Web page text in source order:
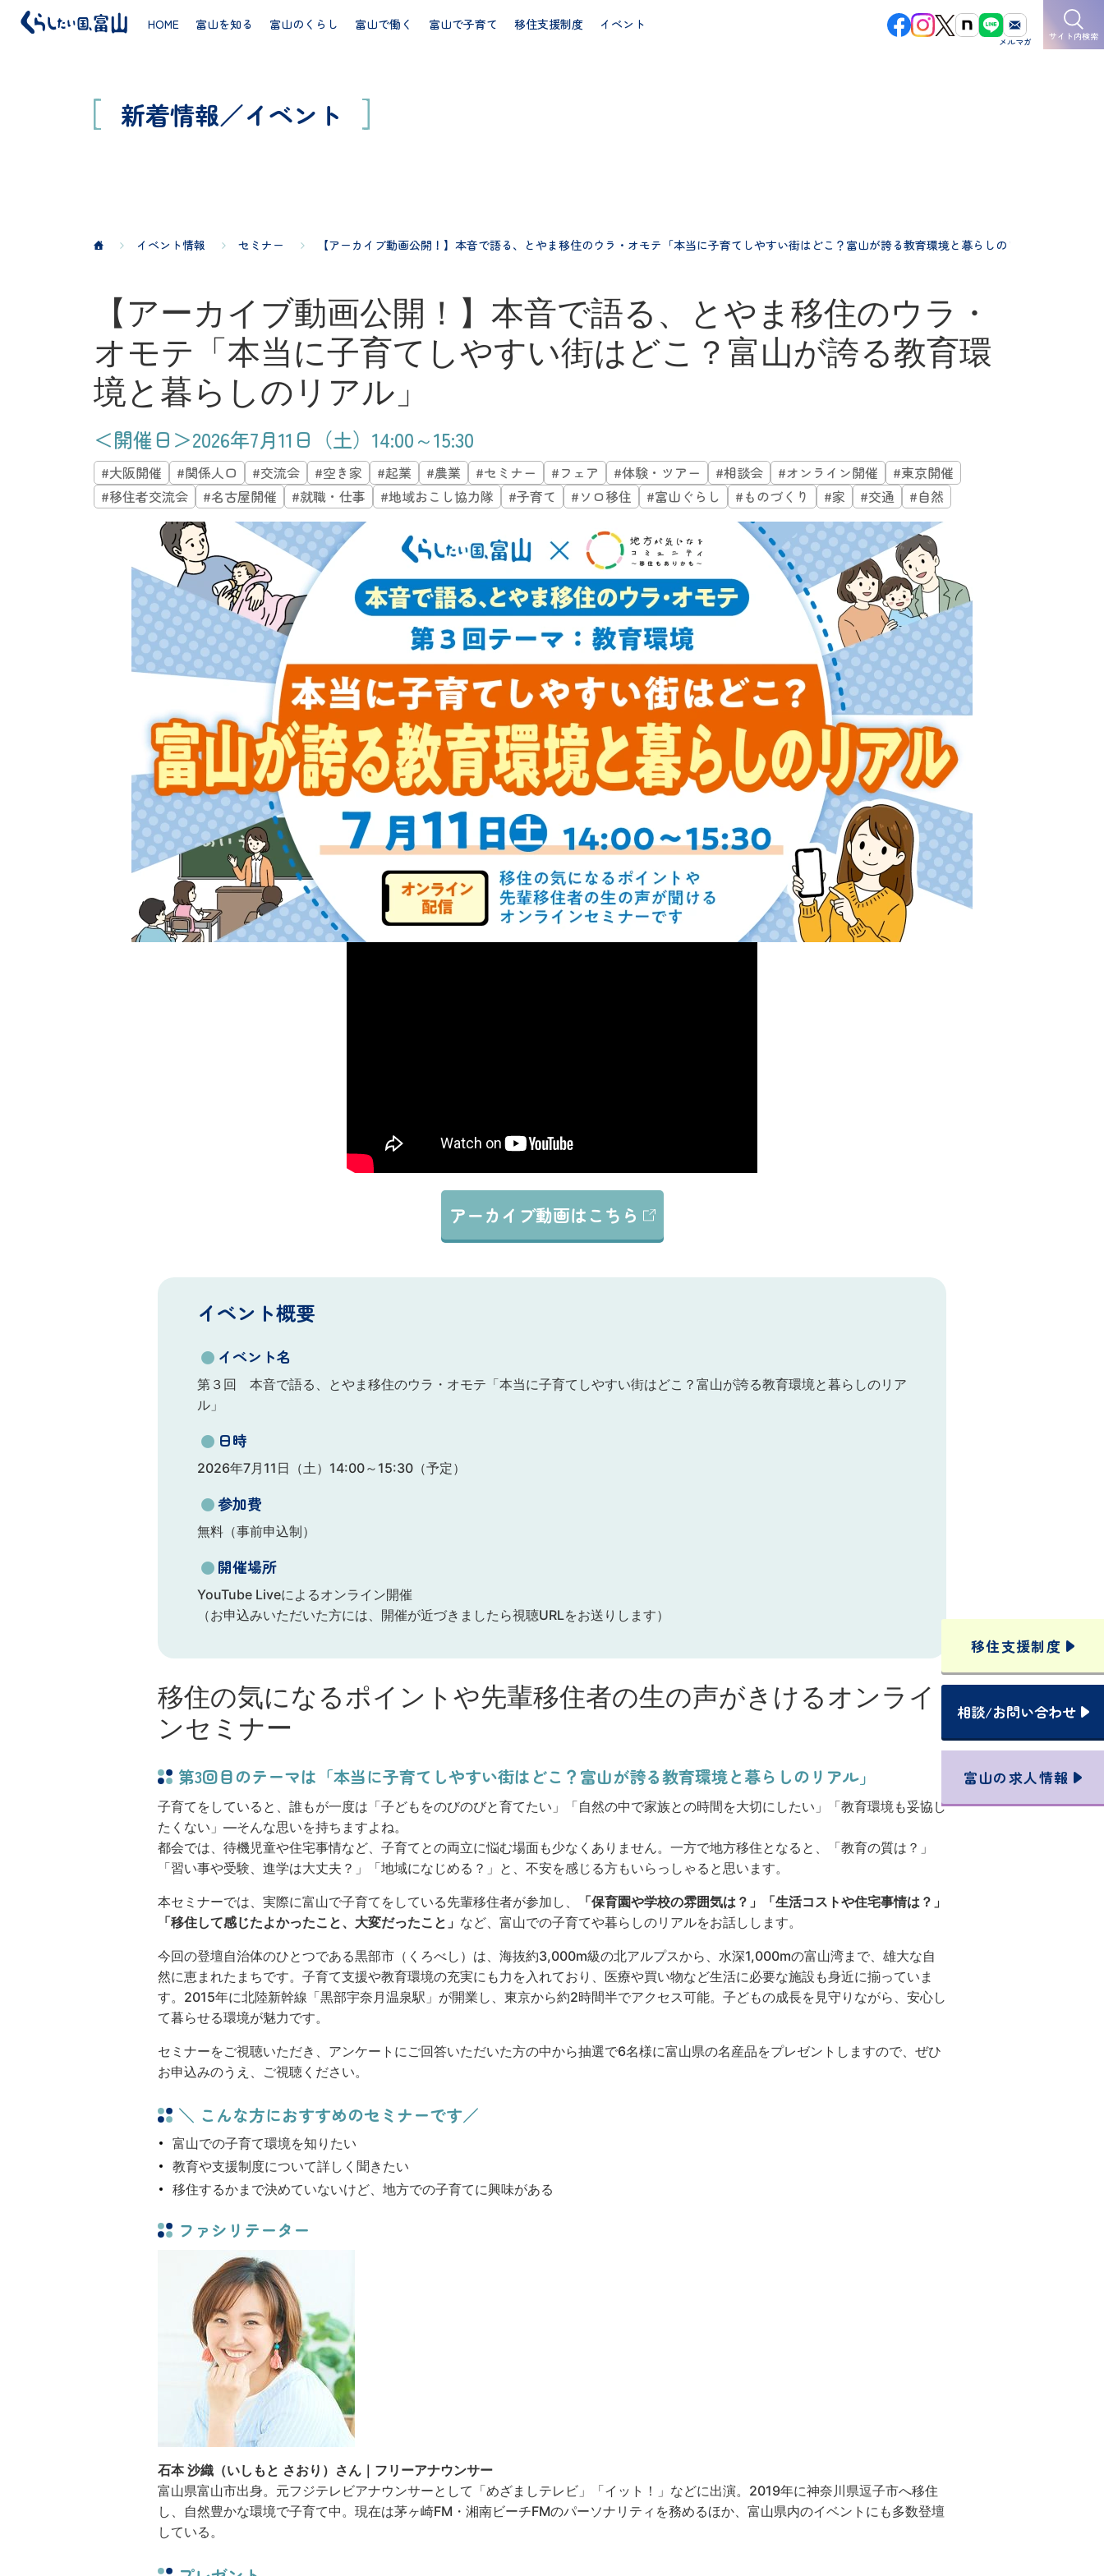
サイト内検索
HOME 富山を知る 富山のくらし 富山で働く 富山で子育て 移住支援制度 イベント
新着情報／イベント
イベント情報 セミナー 【アーカイブ動画公開！】本音で語る、とやま移住のウラ・オモテ「本当に子育てしやすい街はどこ？富山が誇る教育環境と暮らしのリアル」
【アーカイブ動画公開！】本音で語る、とやま移住のウラ・
オモテ「本当に子育てしやすい街はどこ？富山が誇る教育環
境と暮らしのリアル」
＜開催日＞2026年7月11日（土）14:00～15:30
#大阪開催 #関係人口 #交流会 #空き家 #起業 #農業 #セミナー #フェア #体験・ツアー #相談会 #オンライン開催
#東京開催
#移住者交流会
#名古屋開催 #就職・仕事 #地域おこし協力隊 #子育て #ソロ移住 #富山ぐらし #ものづくり #家 #交通 #自然
アーカイブ動画はこちら
イベント概要
● イベント名
第３回 本音で語る、とやま移住のウラ・オモテ「本当に子育てしやすい街はどこ？富山が誇る教育環境と暮らしのリア
ル」
● 日時
2026年7月11日（土）14:00～15:30（予定）
●参加費
無料（事前申込制）
●開催場所
YouTube Liveによるオンライン開催
（お申込みいただいた方には、開催が近づきましたら視聴URLをお送りします）
移住の気になるポイントや先輩移住者の生の声がきけるオンライ
ンセミナー
第3回目のテーマは「本当に子育てしやすい街はどこ？富山が誇る教育環境と暮らしのリアル」
子育てをしていると、誰もが一度は「子どもをのびのびと育てたい」「自然の中で家族との時間を大切にしたい」「教育環境も妥協し
たくない」―そんな思いを持ちますよね。
都会では、待機児童や住宅事情など、子育てとの両立に悩む場面も少なくありません。一方で地方移住となると、「教育の質は？」
「習い事や受験、進学は大丈夫？」「地域になじめる？」と、不安を感じる方もいらっしゃると思います。
本セミナーでは、実際に富山で子育てをしている先輩移住者が参加し、
「保育園や学校の雰囲気は？」「生活コストや住宅事情は？」
「移住して感じたよかったこと、大変だったこと」 など、富山での子育てや暮らしのリアルをお話しします。
今回の登壇自治体のひとつである黒部市（くろべし）は、海抜約3,000m級の北アルプスから、水深1,000mの富山湾まで、雄大な自
然に恵まれたまちです。子育て支援や教育環境の充実にも力を入れており、医療や買い物など生活に必要な施設も身近に揃っていま
す。2015年に北陸新幹線「黒部宇奈月温泉駅」が開業し、東京から約2時間半でアクセス可能。子どもの成長を見守りながら、安心し
て暮らせる環境が魅力です。
セミナーをご視聴いただき、アンケートにご回答いただいた方の中から抽選で6名様に富山県の名産品をプレゼントしますので、ぜひ
お申込みのうえ、ご視聴ください。
＼ こんな方におすすめのセミナーです／
富山での子育て環境を知りたい
教育や支援制度について詳しく聞きたい
移住するかまで決めていないけど、地方での子育てに興味がある
ファシリテーター
石本 沙織（いしもと さおり）さん｜フリーアナウンサー
富山県富山市出身。元フジテレビアナウンサーとして「めざましテレビ」「イット！」などに出演。2019年に神奈川県逗子市へ移住
し、自然豊かな環境で子育て中。現在は茅ヶ崎FM・湘南ビーチFMのパーソナリティを務めるほか、富山県内のイベントにも多数登壇
している。
移住支援制度
相談/お問い合わせ
富山の求人情報